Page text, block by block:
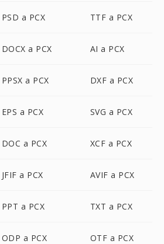
PSD a PCX TTF a PCX
DOCX a PCX AI a PCX
PPSX a PCX DXF a PCX
EPS a PCX SVG a PCX
DOC a PCX XCF a PCX
JFIF a PCX AVIF a PCX
PPT a PCX TXT a PCX
ODP a PCX OTF a PCX